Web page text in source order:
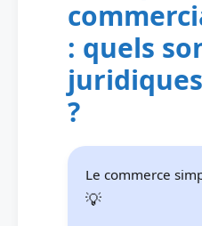
: quels
?
Le commerce